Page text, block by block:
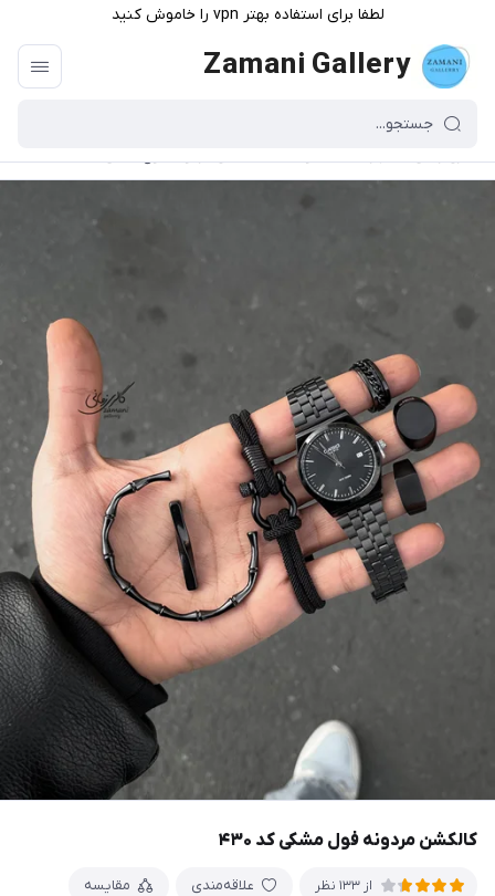
لطفا برای استفاده بهتر vpn را خاموش کنید
Zamani Gallery
کالکشن مردونه فول مشکی کد ۴۳۰
از 133 نظر علاقه‌مندی مقایسه